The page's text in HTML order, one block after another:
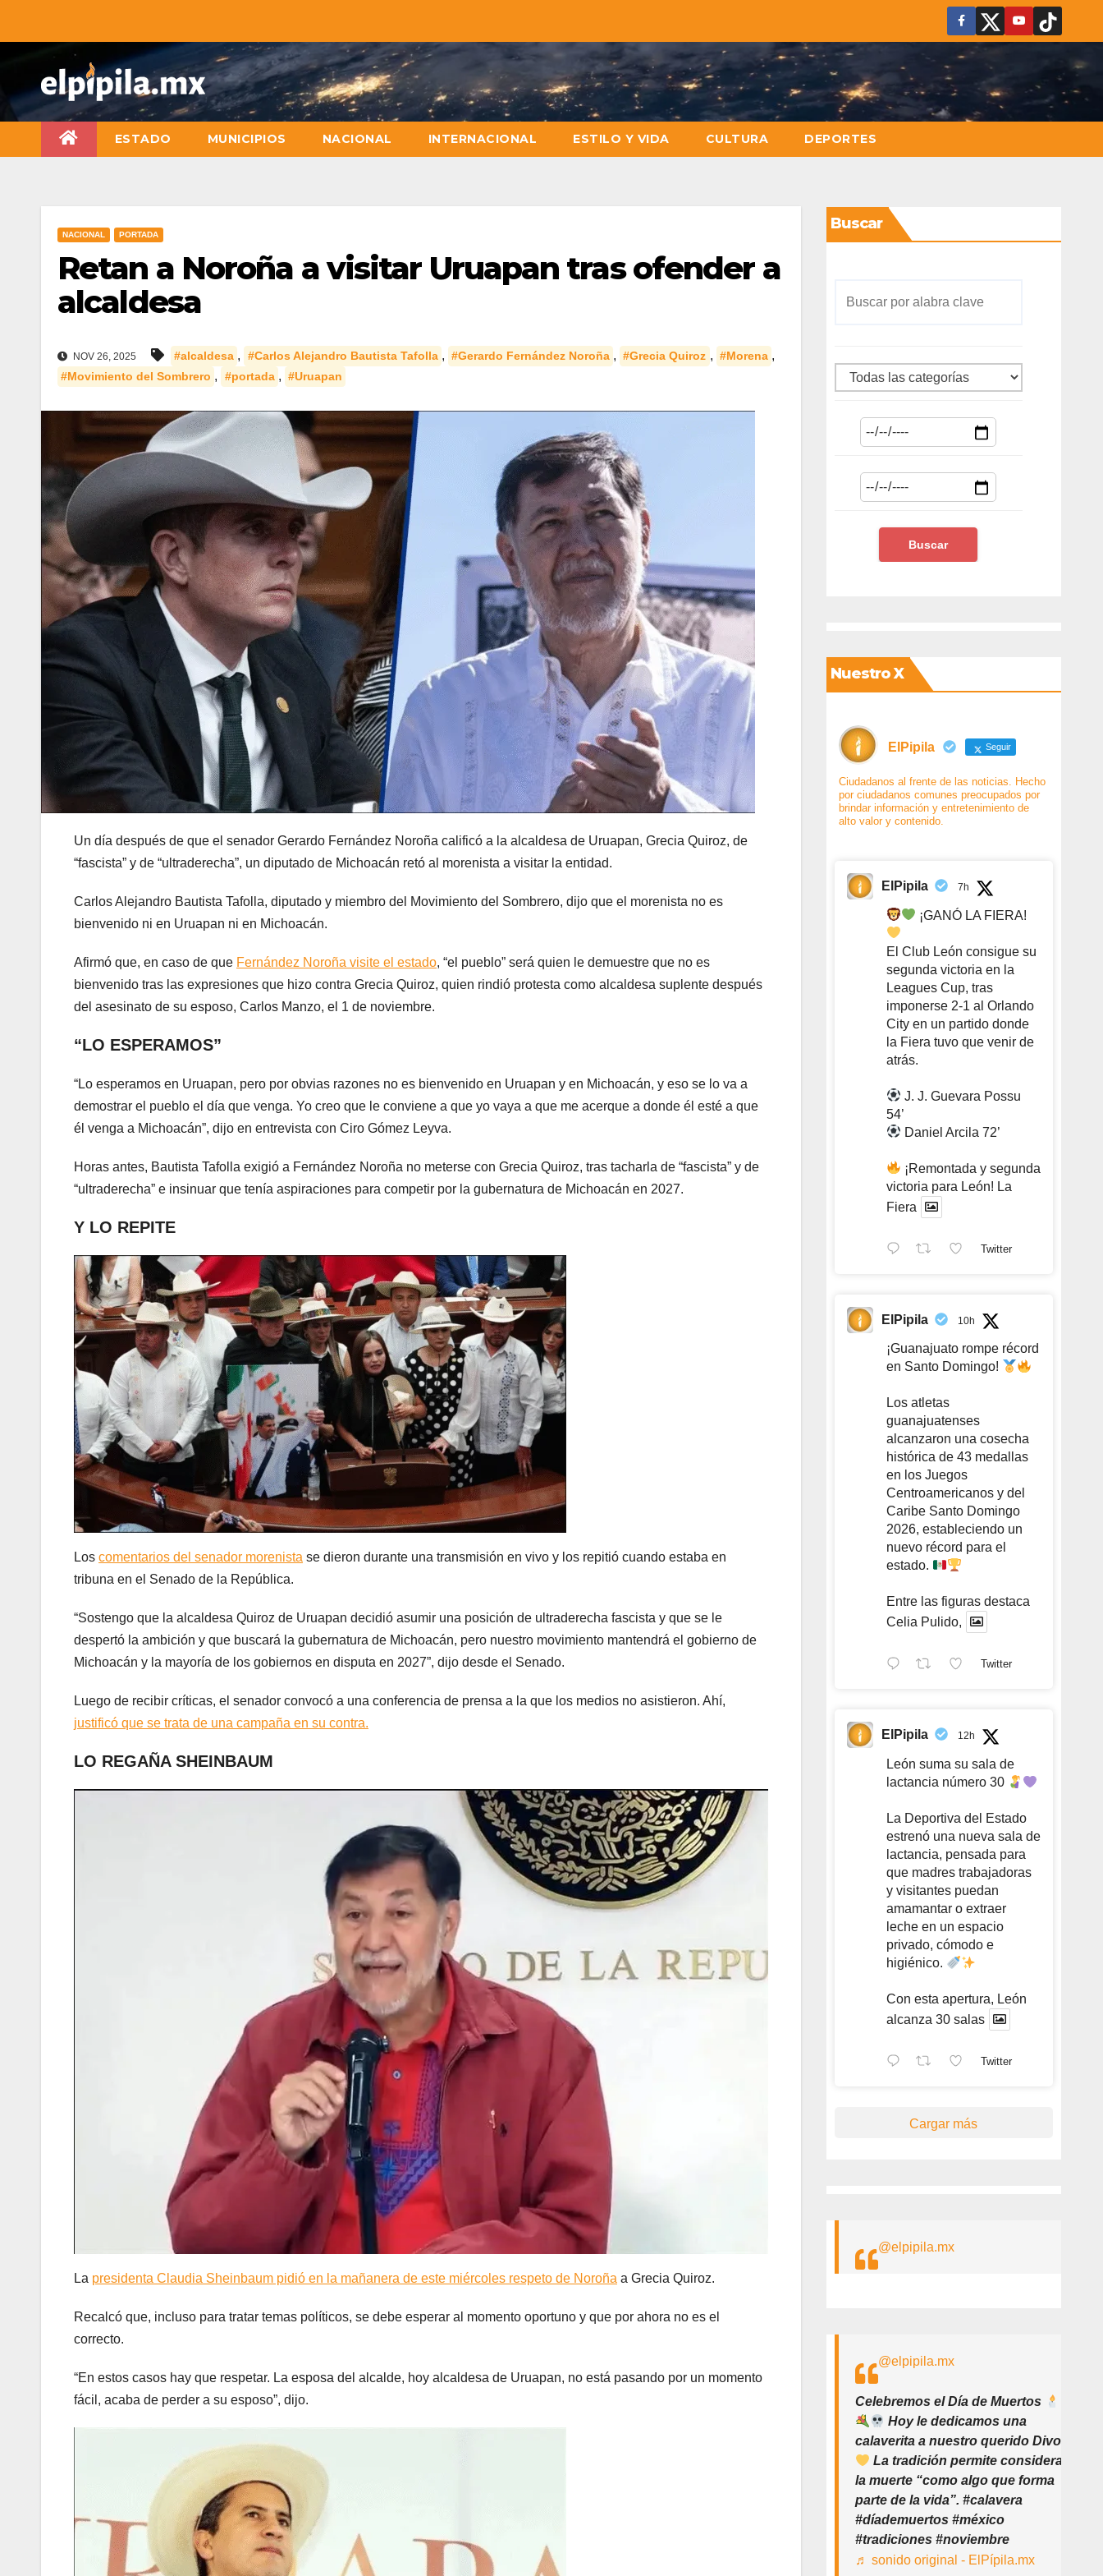
ESTADO MUNICIPIOS NACIONAL INTERNACIONAL ESTILO Y VIDA CULTURA DEPORTES
NACIONAL PORTADA
Retan a Noroña a visitar Uruapan tras ofender a
alcaldesa
NOV 26, 2025 #alcaldesa , #Carlos Alejandro Bautista Tafolla , #Gerardo Fernández Noroña , #Grecia Quiroz , #Morena ,
#Movimiento del Sombrero , #portada , #Uruapan
Un día después de que el senador Gerardo Fernández Noroña calificó a la alcaldesa de Uruapan, Grecia Quiroz, de
“fascista” y de “ultraderecha”, un diputado de Michoacán retó al morenista a visitar la entidad.
Carlos Alejandro Bautista Tafolla, diputado y miembro del Movimiento del Sombrero, dijo que el morenista no es
bienvenido ni en Uruapan ni en Michoacán.
Afirmó que, en caso de que Fernández Noroña visite el estado, “el pueblo” será quien le demuestre que no es
bienvenido tras las expresiones que hizo contra Grecia Quiroz, quien rindió protesta como alcaldesa suplente después
del asesinato de su esposo, Carlos Manzo, el 1 de noviembre.
“LO ESPERAMOS”
“Lo esperamos en Uruapan, pero por obvias razones no es bienvenido en Uruapan y en Michoacán, y eso se lo va a
demostrar el pueblo el día que venga. Yo creo que le conviene a que yo vaya a que me acerque a donde él esté a que
él venga a Michoacán”, dijo en entrevista con Ciro Gómez Leyva.
Horas antes, Bautista Tafolla exigió a Fernández Noroña no meterse con Grecia Quiroz, tras tacharla de “fascista” y de
“ultraderecha” e insinuar que tenía aspiraciones para competir por la gubernatura de Michoacán en 2027.
Y LO REPITE
Los comentarios del senador morenista se dieron durante una transmisión en vivo y los repitió cuando estaba en
tribuna en el Senado de la República.
“Sostengo que la alcaldesa Quiroz de Uruapan decidió asumir una posición de ultraderecha fascista y que se le
despertó la ambición y que buscará la gubernatura de Michoacán, pero nuestro movimiento mantendrá el gobierno de
Michoacán y la mayoría de los gobiernos en disputa en 2027”, dijo desde el Senado.
Luego de recibir críticas, el senador convocó a una conferencia de prensa a la que los medios no asistieron. Ahí,
justificó que se trata de una campaña en su contra.
LO REGAÑA SHEINBAUM
La presidenta Claudia Sheinbaum pidió en la mañanera de este miércoles respeto de Noroña a Grecia Quiroz.
Recalcó que, incluso para tratar temas políticos, se debe esperar al momento oportuno y que por ahora no es el
correcto.
“En estos casos hay que respetar. La esposa del alcalde, hoy alcaldesa de Uruapan, no está pasando por un momento
fácil, acaba de perder a su esposo”, dijo.
Buscar
Nuestro X
ElPipila Seguir
Ciudadanos al frente de las noticias. Hecho
por ciudadanos comunes preocupados por
brindar información y entretenimiento de
alto valor y contenido.
ElPipila 7h
¡GANÓ LA FIERA!
El Club León consigue su
segunda victoria en la
Leagues Cup, tras
imponerse 2-1 al Orlando
City en un partido donde
la Fiera tuvo que venir de
atrás.
J. J. Guevara Possu
54’
Daniel Arcila 72’
¡Remontada y segunda
victoria para León! La
Fiera
Twitter
ElPipila 10h
¡Guanajuato rompe récord
en Santo Domingo!
Los atletas
guanajuatenses
alcanzaron una cosecha
histórica de 43 medallas
en los Juegos
Centroamericanos y del
Caribe Santo Domingo
2026, estableciendo un
nuevo récord para el
estado.
Entre las figuras destaca
Celia Pulido,
Twitter
ElPipila 12h
León suma su sala de
lactancia número 30
La Deportiva del Estado
estrenó una nueva sala de
lactancia, pensada para
que madres trabajadoras
y visitantes puedan
amamantar o extraer
leche en un espacio
privado, cómodo e
higiénico.
Con esta apertura, León
alcanza 30 salas
Twitter
Cargar más
@elpipila.mx
@elpipila.mx
Celebremos el Día de Muertos
Hoy le dedicamos una
calaverita a nuestro querido Divo
La tradición permite considerar
la muerte “como algo que forma
parte de la vida”. #calavera
#díademuertos #méxico
#tradiciones #noviembre
♬ sonido original - ElPípila.mx